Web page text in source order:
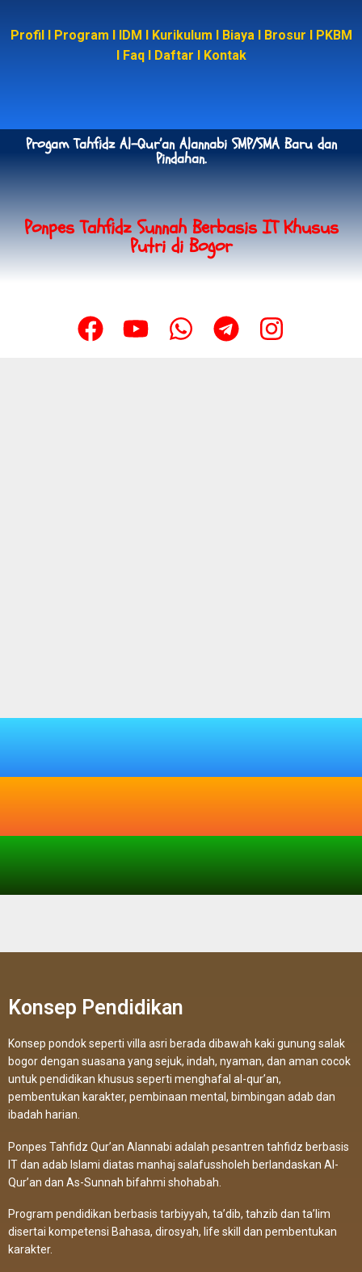
Profil Program IDM Kurikulum BiayaI Brosur
PKBM
FaqI Daftar Kontak
Progam Tahfidz Al-Qur’an Alannabi SMP/SMA Baru dan
Pindahan.
Ponpes Tahfidz Sunnah Berbasis IT Khusus
Putri di Bogor
Konsep Pendidikan
Konsep pondok seperti villa asri berada dibawah kaki gunung salak
bogor dengan suasana yang sejuk, indah, nyaman, dan aman cocok
untuk pendidikan khusus seperti menghafal al-qur’an,
pembentukan karakter, pembinaan mental, bimbingan adab dan
ibadah harian.
Ponpes Tahfidz Qur’an Alannabi adalah pesantren tahfidz berbasis
IT dan adab Islami diatas manhaj salafussholeh berlandaskan Al-
Qur’an dan As-Sunnah bifahmi shohabah.
Program pendidikan berbasis tarbiyyah, ta’dib, tahzib dan ta’lim
disertai kompetensi Bahasa, dirosyah, life skill dan pembentukan
karakter.